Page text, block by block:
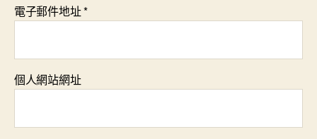
電子郵件地址*
個人網站網址